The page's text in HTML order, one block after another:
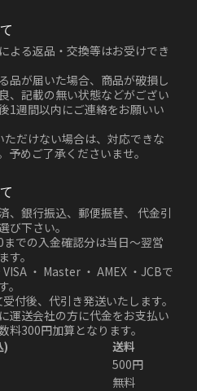
よる返品・交換等はお受けでき
品が届いた場合、商品が破損し
、記載の無い状態などがござい
1週間以内にご連絡をお願いい
だけない場合は、対応できな
予めご了承くださいませ。
、銀行振込、郵便振替、 代金引
び下さい。
での入金確認分は当日～翌営
す。
・ Master ・ AMEX ・JCBで
付後、代引き発送いたします。
運送会社の方に代金をお支払い
料300円加算となります。
)
送料
500円
無料